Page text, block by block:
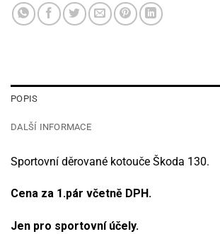
POPIS
DALŠÍ INFORMACE
Sportovní děrované kotouče Škoda 130.
Cena za 1.pár včetně DPH.
Jen pro sportovní účely.